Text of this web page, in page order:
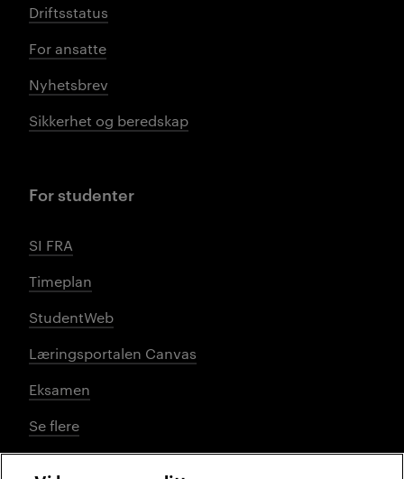
Driftsstatus
For ansatte
Nyhetsbrev
Sikkerhet og beredskap
For studenter
SI FRA
Timeplan
StudentWeb
Læringsportalen Canvas
Eksamen
Se flere